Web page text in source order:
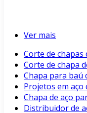
Ver mais
Corte de chapas
Corte de chapa
Chapa para baú
Projetos em aço
Chapa de aço
Distribuidor de